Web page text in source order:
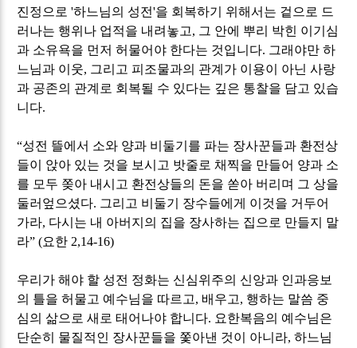
진정으로'하느님의 성전'을 회복하기 위해서는 겉으로 드
러나는 행위나 업적을 내려놓고, 그 안에 뿌리 박힌 이기심
과 소유욕을 먼저 허물어야 한다는 것입니다. 그래야만 하
느님과 이웃, 그리고 피조물과의 관계가 이용이 아닌 사랑
과 공존의 관계로 회복될 수 있다는 깊은 통찰을 담고 있습
니다.
“성전 뜰에서 소와 양과 비둘기를 파는 장사꾼들과 환전상
들이 앉아 있는 것을 보시고 밧줄로 채찍을 만들어 양과 소
를 모두 쫒아 내시고 환전상들의 돈을 쏟아 버리며 그 상을
둘러엎으셨다. 그리고 비둘기 장수들에게 이것을 거두어
가라, 다시는 내 아버지의 집을 장사하는 집으로 만들지 말
라” (요한 2,14-16)
우리가 해야 할 성전 정화는 신심위주의 신앙과 인과응보
의 틀을 허물고 예수님을 따르고, 배우고, 행하는 말씀 중
심의 삶으로 새로 태어나야 합니다. 요한복음의 예수님은
단순히 물질적인 장사꾼들을 쫓아낸 것이 아니라,하느님